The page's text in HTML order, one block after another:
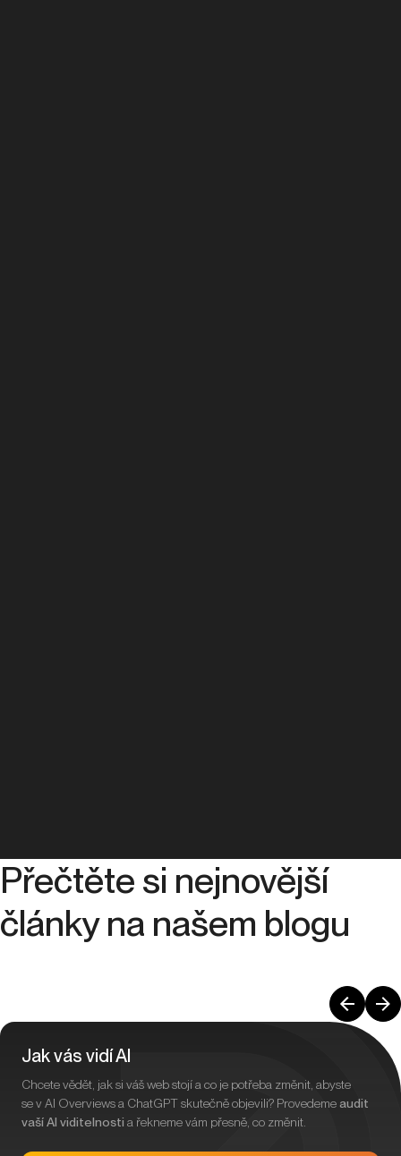
Přečtěte si nejnovější
články na našem blogu
Jak vás vidí AI
Chcete vědět, jak si váš web stojí a co je potřeba změnit, abyste
se v AI Overviews a ChatGPT skutečně objevili? Provedemeaudit
vaší AI viditelnosti a řekneme vám přesně, co změnit.